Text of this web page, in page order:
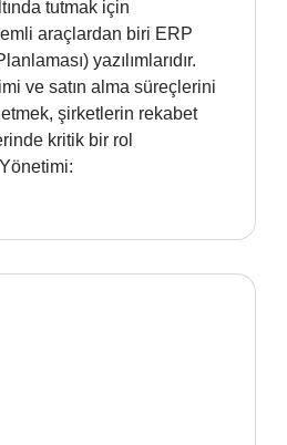
tutmak için
araçlardan biri ERP
yazılımlarıdır.
ve satın alma süreçlerini
şirketlerin rekabet
kritik bir rol